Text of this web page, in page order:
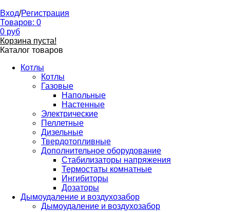
Вход/Регистрация
Товаров: 0
0 руб
Корзина пуста!
Каталог товаров
Котлы
Котлы
Газовые
Напольные
Настенные
Электрические
Пеллетные
Дизельные
Твердотопливные
Дополнительное оборудование
Стабилизаторы напряжения
Термостаты комнатные
Ингибиторы
Дозаторы
Дымоудаление и воздухозабор
Дымоудаление и воздухозабор